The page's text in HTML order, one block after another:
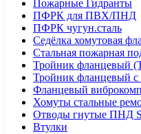
Пожарные Гидранты
ПФРК для ПВХ/ПНД
ПФРК чугун.сталь
Седёлка хомутовая
Стальная пожарная
Тройник фланцевый
Тройник фланцевый
Фланцевый
Хомуты стальные
Отводы гнутые ПНД
Втулки